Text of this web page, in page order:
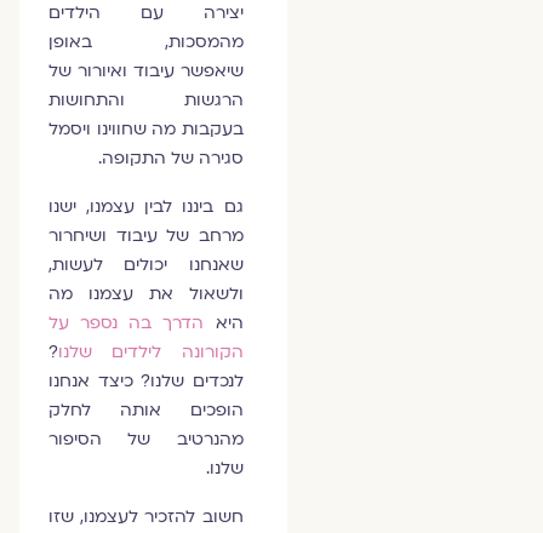
יצירה עם הילדים
מהמסכות, באופן
שיאפשר עיבוד ואיורור של
הרגשות והתחושות
בעקבות מה שחווינו ויסמל
סגירה של התקופה.
גם ביננו לבין עצמנו, ישנו
מרחב של עיבוד ושיחרור
שאנחנו יכולים לעשות,
ולשאול את עצמנו מה
היאהדרך בה נספר על
הקורונה לילדים שלנו?
לנכדים שלנו? כיצד אנחנו
הופכים אותה לחלק
מהנרטיב של הסיפור
שלנו.
חשוב להזכיר לעצמנו, שזו